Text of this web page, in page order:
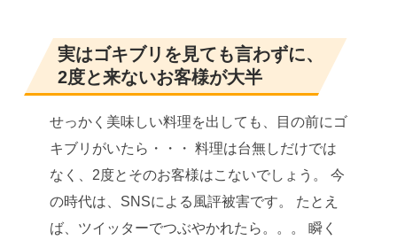
実はゴキブリを見ても言わずに、
2度と来ないお客様が大半
せっかく美味しい料理を出しても、目の前にゴ
キブリがいたら・・・ 料理は台無しだけでは
なく、2度とそのお客様はこないでしょう。 今
の時代は、SNSによる風評被害です。 たとえ
ば、ツイッターでつぶやかれたら。。。 瞬く